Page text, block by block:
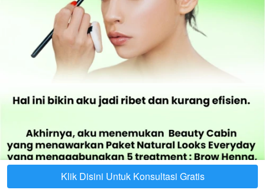
`Klik Disini Untuk Konsultasi Gratis